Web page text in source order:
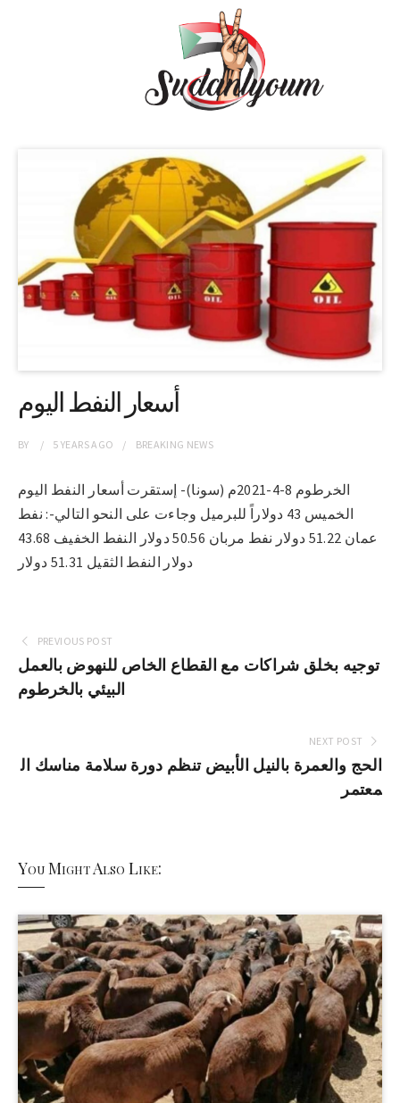
أسعار النفط اليوم
BY 5 YEARSAGO BREAKING NEWS
الخرطوم 8-4-2021م (سونا)- إستقرت أسعار النفط اليوم
الخميس 43 دولاراً للبرميل وجاءت على النحو التالي-: نفط
عمان 51.22 دولار نفط مربان 50.56 دولار النفط الخفيف 43.68
دولار النفط الثقيل 51.31 دولار
PREVIOUS POST
توجيه بخلق شراكات مع القطاع الخاص للنهوض بالعمل
البيئي بالخرطوم
NEXT POST
الحج والعمرة بالنيل الأبيض تنظم دورة سلامة مناسك ال
معتمر
You Might Also Like: